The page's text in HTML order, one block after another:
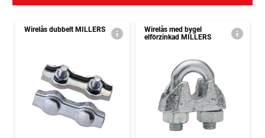
Wirelås dubbelt MILLERS
Wirelås med bygel
elförzinkad MILLERS